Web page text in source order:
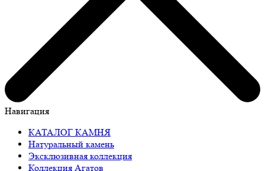
Навигация
КАТАЛОГ КАМНЯ
Натуральный камень
Эксклюзивная коллекция
Коллекция Агатов